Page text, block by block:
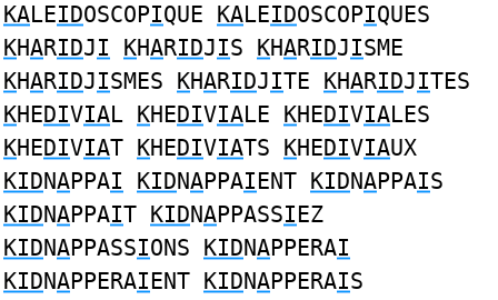
KALEIDOSCOPIQUE KALEIDOSCOPIQUES
KHARIDJI KHARIDJIS KHARIDJISME
KHARIDJISMES KHARIDJITE KHARIDJITES
KHEDIVIAL KHEDIVIALE KHEDIVIALES
KHEDIVIAT KHEDIVIATS KHEDIVIAUX
KIDNAPPAI KIDNAPPAIENT KIDNAPPAIS
KIDNAPPAIT KIDNAPPASSIEZ
KIDNAPPASSIONS KIDNAPPERAI
KIDNAPPERAIENT KIDNAPPERAIS